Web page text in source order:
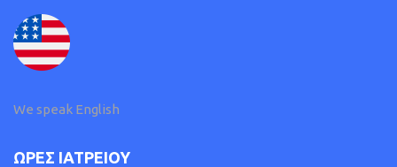
We speak English
ΩΡΕΣ ΙΑΤΡΕΙΟΥ